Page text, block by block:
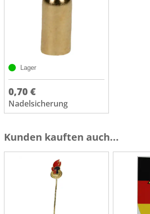
Lager
0,70 €
Nadelsicherung
Kunden kauften auch...